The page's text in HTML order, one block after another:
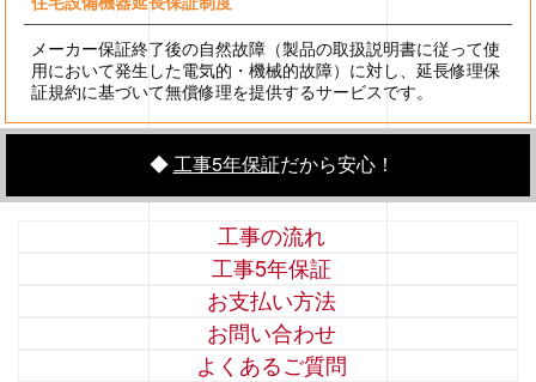
メーカー保証終了後の自然故障（製品の取扱説明書に従って使
用において発生した電気的・機械的故障）に対し、延長修理保
証規約に基づいて無償修理を提供するサービスです。
◆工事5年保証だから安心！
工事の流れ
工事5年保証
お支払い方法
お問い合わせ
よくあるご質問